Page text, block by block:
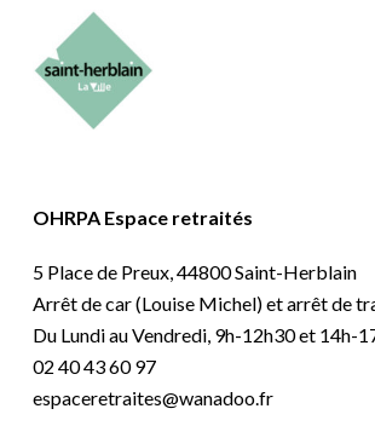
OHRPA Espace retraités
5 Place de Preux, 44800 Saint-Herblain
Arrêt de car (Louise Michel) et arrêt de
Du Lundi au Vendredi, 9h-12h30 et 14h-
02 40 43 60 97
espaceretraites@wanadoo.fr